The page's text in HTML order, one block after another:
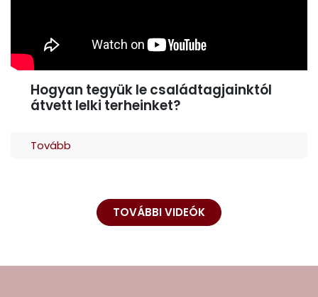
Hogyan tegyük le családtagjainktól
átvett lelki terheinket?
Tovább
TOVÁBBI VIDEÓK